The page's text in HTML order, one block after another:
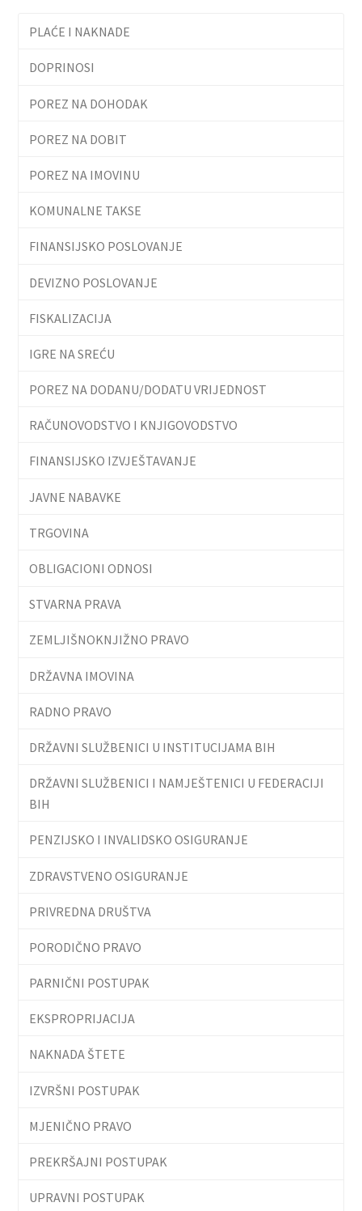
PLAĆE I NAKNADE
DOPRINOSI
POREZ NA DOHODAK
POREZ NA DOBIT
POREZ NA IMOVINU
KOMUNALNE TAKSE
FINANSIJSKO POSLOVANJE
DEVIZNO POSLOVANJE
FISKALIZACIJA
IGRE NA SREĆU
POREZ NA DODANU/DODATU VRIJEDNOST
RAČUNOVODSTVO I KNJIGOVODSTVO
FINANSIJSKO IZVJEŠTAVANJE
JAVNE NABAVKE
TRGOVINA
OBLIGACIONI ODNOSI
STVARNA PRAVA
ZEMLJIŠNOKNJIŽNO PRAVO
DRŽAVNA IMOVINA
RADNO PRAVO
DRŽAVNI SLUŽBENICI U INSTITUCIJAMA BIH
DRŽAVNI SLUŽBENICI I NAMJEŠTENICI U FEDERACIJI
BIH
PENZIJSKO I INVALIDSKO OSIGURANJE
ZDRAVSTVENO OSIGURANJE
PRIVREDNA DRUŠTVA
PORODIČNO PRAVO
PARNIČNI POSTUPAK
EKSPROPRIJACIJA
NAKNADA ŠTETE
IZVRŠNI POSTUPAK
MJENIČNO PRAVO
PREKRŠAJNI POSTUPAK
UPRAVNI POSTUPAK